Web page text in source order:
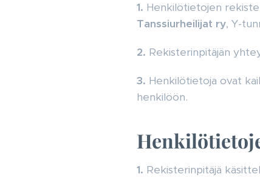
1. Henkilötietojen
Tanssiurheilijat ry, Y-
2. Rekisterinpitäjän
3. Henkilötietoja ovat
henkilöön.
1. Rekisterinpitäjä